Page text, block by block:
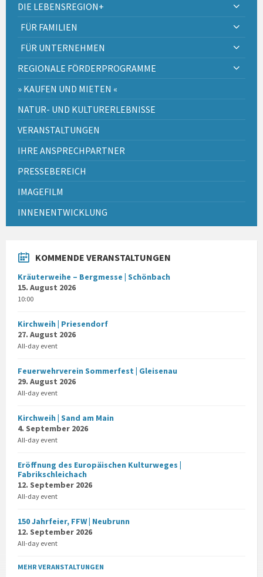
DIE LEBENSREGION+
FÜR FAMILIEN
FÜR UNTERNEHMEN
REGIONALE FÖRDERPROGRAMME
» KAUFEN UND MIETEN «
NATUR- UND KULTURERLEBNISSE
VERANSTALTUNGEN
IHRE ANSPRECHPARTNER
PRESSEBEREICH
IMAGEFILM
INNENENTWICKLUNG
KOMMENDE VERANSTALTUNGEN
Kräuterweihe – Bergmesse | Schönbach
15. August 2026
10:00
Kirchweih | Priesendorf
27. August 2026
All-day event
Feuerwehrverein Sommerfest | Gleisenau
29. August 2026
All-day event
Kirchweih | Sand am Main
4. September 2026
All-day event
Eröffnung des Europäischen Kulturweges |
Fabrikschleichach
12. September 2026
All-day event
150 Jahrfeier, FFW | Neubrunn
12. September 2026
All-day event
MEHR VERANSTALTUNGEN